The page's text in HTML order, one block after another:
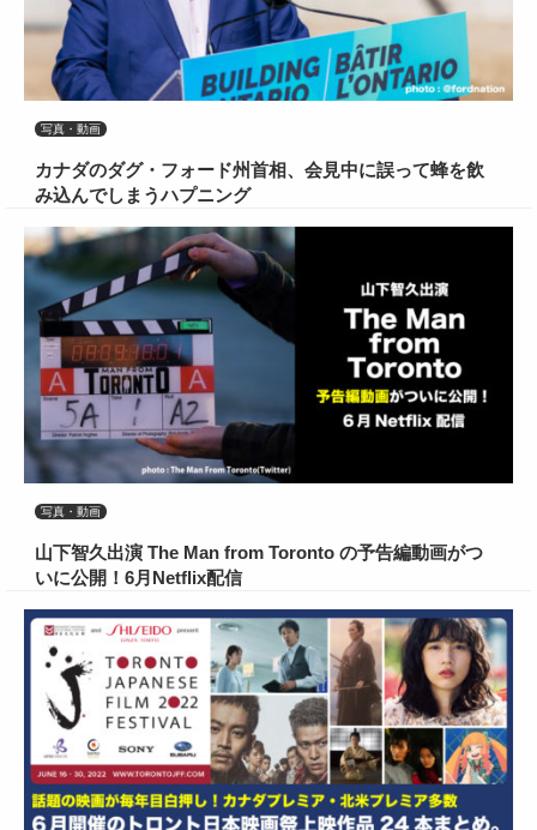
写真・動画
カナダのダグ・フォード州首相、会見中に誤って蜂を飲
み込んでしまうハプニング
写真・動画
山下智久出演 The Man from Toronto の予告編動画がつ
いに公開！6月Netflix配信